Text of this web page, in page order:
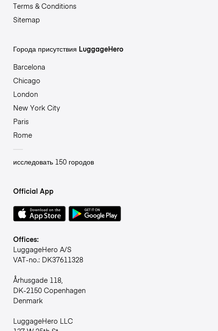
Terms & Conditions
Sitemap
Города присутствия LuggageHero
Barcelona
Chicago
London
New York City
Paris
Rome
исследовать 150 городов
Official App
Offices:
LuggageHero A/S
VAT-no.: DK37611328
Århusgade 118,
DK-2150 Copenhagen
Denmark
LuggageHero LLC